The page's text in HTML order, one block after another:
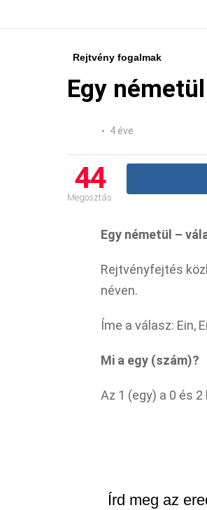
Rejtvény fogalmak
Egy
4 éve
44
Megosztás
Egy németül –
Rejtvényfejtés
néven.
Íme a válasz: Ein,
Mi a egy (szám)?
Az 1 (egy) a 0 és
Írd meg az